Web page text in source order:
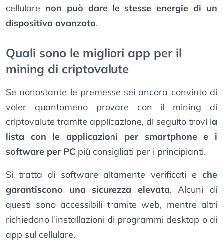
cellulare non può dare le stesse energie di un
dispositivo avanzato.
Quali sono le migliori app per il
mining di criptovalute
Se nonostante le premesse sei ancora convinto di
voler quantomeno provare con il mining di
criptovalute tramite applicazione, di seguito trovi la
lista con le applicazioni per smartphone e i
software per PC più consigliati per i principianti.
Si tratta di software altamente verificati e che
garantiscono una sicurezza elevata. Alcuni di
questi sono accessibili tramite web, mentre altri
richiedono l’installazioni di programmi desktop o di
app sul cellulare.